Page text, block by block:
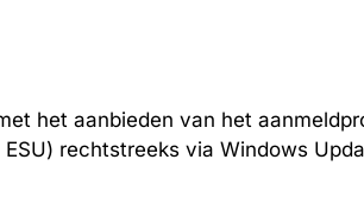
het aanbieden van het
rechtstreeks via Windows